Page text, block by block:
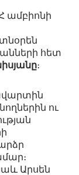
ամբիոնի
հետ
։
ու
Արսեն